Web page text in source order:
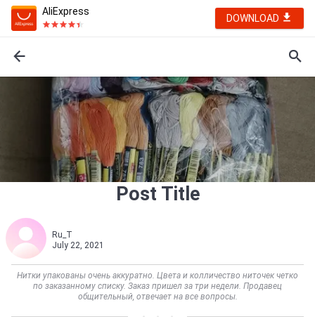
AliExpress
DOWNLOAD
Post Title
Ru_T
July 22, 2021
Нитки упакованы очень аккуратно. Цвета и колличество ниточек четко
по заказанному списку. Заказ пришел за три недели. Продавец
общительный, отвечает на все вопросы.